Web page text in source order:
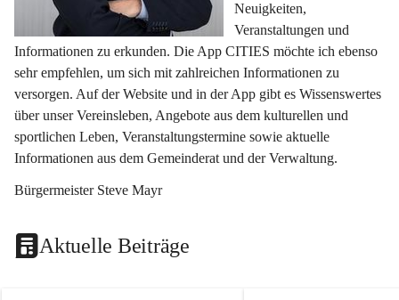
Neuigkeiten,
Veranstaltungen und
Informationen zu erkunden. Die App CITIES möchte ich ebenso
sehr empfehlen, um sich mit zahlreichen Informationen zu
versorgen. Auf der Website und in der App gibt es Wissenswertes
über unser Vereinsleben, Angebote aus dem kulturellen und
sportlichen Leben, Veranstaltungstermine sowie aktuelle
Informationen aus dem Gemeinderat und der Verwaltung.
Bürgermeister Steve Mayr
Aktuelle Beiträge